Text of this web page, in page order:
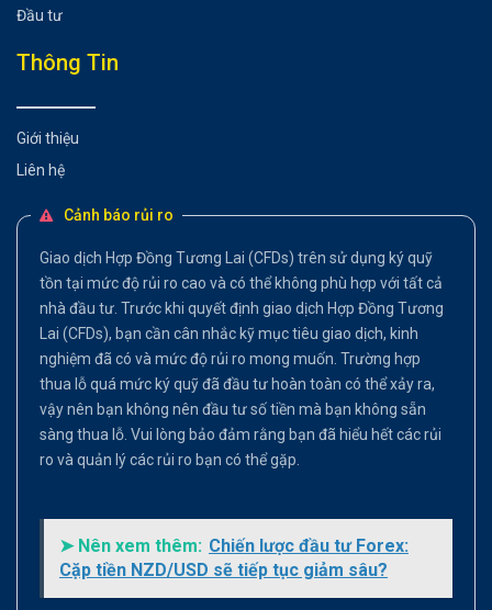
Đầu tư
Thông Tin
Giới thiệu
Liên hệ
Cảnh báo rủi ro
Giao dịch Hợp Đồng Tương Lai (CFDs) trên sử dụng ký quỹ
tồn tại mức độ rủi ro cao và có thể không phù hợp với tất cả
nhà đầu tư. Trước khi quyết định giao dịch Hợp Đồng Tương
Lai (CFDs), bạn cần cân nhắc kỹ mục tiêu giao dịch, kinh
nghiệm đã có và mức độ rủi ro mong muốn. Trường hợp
thua lỗ quá mức ký quỹ đã đầu tư hoàn toàn có thể xảy ra,
vậy nên bạn không nên đầu tư số tiền mà bạn không sẵn
sàng thua lỗ. Vui lòng bảo đảm rằng bạn đã hiểu hết các rủi
ro và quản lý các rủi ro bạn có thể gặp.
➤ Nên xem thêm: Chiến lược đầu tư Forex:
Cặp tiền NZD/USD sẽ tiếp tục giảm sâu?